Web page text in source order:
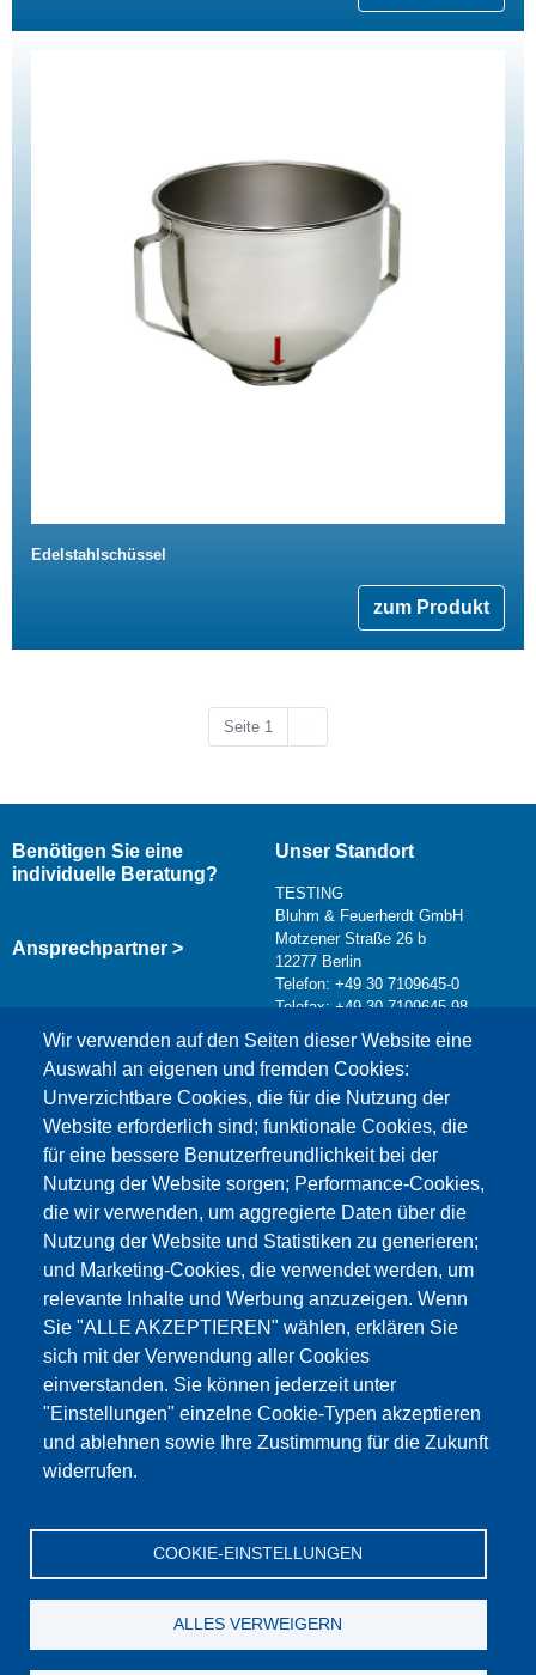
Edelstahlschüssel
zum Produkt
Seite 1
Wir verwenden auf den Seiten dieser Website eine
Auswahl an eigenen und fremden Cookies:
Unverzichtbare Cookies, die für die Nutzung der
Website erforderlich sind; funktionale Cookies, die
für eine bessere Benutzerfreundlichkeit bei der
Nutzung der Website sorgen; Performance-Cookies,
die wir verwenden, um aggregierte Daten über die
Nutzung der Website und Statistiken zu generieren;
und Marketing-Cookies, die verwendet werden, um
relevante Inhalte und Werbung anzuzeigen. Wenn
Sie "ALLE AKZEPTIEREN" wählen, erklären Sie
sich mit der Verwendung aller Cookies
einverstanden. Sie können jederzeit unter
"Einstellungen" einzelne Cookie-Typen akzeptieren
und ablehnen sowie Ihre Zustimmung für die Zukunft
widerrufen.
COOKIE-EINSTELLUNGEN
ALLES VERWEIGERN
Benötigen Sie eine
individuelle Beratung?
Ansprechpartner >
Unser Standort
TESTING
Bluhm & Feuerherdt GmbH
Motzener Straße 26 b
12277 Berlin
Telefon: +49 30 7109645-0
Telefax: +49 30 7109645-98
info@testing.de
Dieser Inhalt ist blockiert, da die Google Maps
Cookies nicht akzeptiert wurden.
NUR DIE GOOGLE MAPS COOKIES
AKZEPTIEREN.
Alle Cookies akzeptieren